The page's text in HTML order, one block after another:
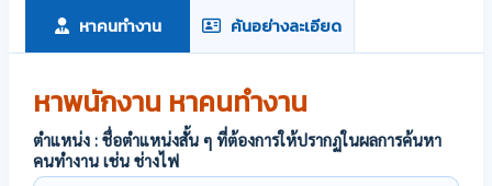
หาคนทำงาน ค้นอย่างละเอียด
หาพนักงาน หาคนทำงาน
ตำแหน่ง : ชื่อตำแหน่งสั้น ๆ ที่ต้องการให้ปรากฏในผลการค้นหา
คนทำงาน เช่น ช่างไฟ